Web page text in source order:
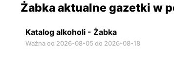
Żabka aktualne gazetki w
Katalog alkoholi - Żabka
Ważna od 2026-08-05 do 2026-08-18